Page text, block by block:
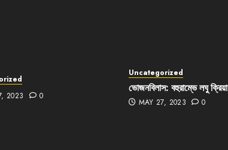
2023
0
Uncategorized
ভোজনবিলাস: বহুরাম্ভে লঘু ক্রিয়া
MAY 27, 2023 0